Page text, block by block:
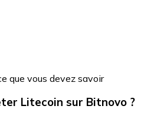
que vous devez savoir
Litecoin sur Bitnovo ?